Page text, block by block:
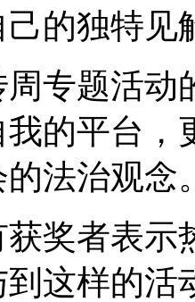
的独特见
周专题活
的平台
法治观念
奖者表示
到这样的